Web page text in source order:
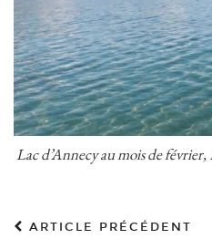
Lac d’Annecy au mois de
ARTICLE PRÉCÉDENT